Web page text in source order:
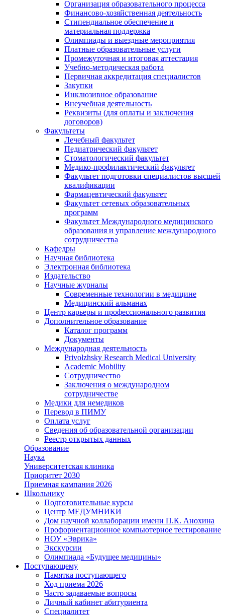
Организация образовательного процесса
Финансово-хозяйственная деятельность
Стипендиальное обеспечение и
материальная поддержка
Олимпиады и выездные мероприятия
Платные образовательные услуги
Промежуточная и итоговая аттестация
Учебно-методическая работа
Первичная аккредитация специалистов
Закупки
Инклюзивное образование
Внеучебная деятельность
Реквизиты (для оплаты и заключения
договоров)
Факультеты
Лечебный факультет
Педиатрический факультет
Стоматологический факультет
Медико-профилактический факультет
Факультет подготовки специалистов высшей
квалификации
Фармацевтический факультет
Факультет сетевых образовательных
программ
Факультет Международного медицинского
образования и управление международного
сотрудничества
Кафедры
Научная библиотека
Электронная библиотека
Издательство
Научные журналы
Современные технологии в медицине
Медицинский альманах
Центр карьеры и профессионального развития
Дополнительное образование
Каталог программ
Документы
Международная деятельность
Privolzhsky Research Medical University
Academic Mobility
Сотрудничество
Заключения о международном
сотрудничестве
Медики для немедиков
Перевод в ПИМУ
Оплата услуг
Сведения об образовательной организации
Реестр открытых данных
Образование
Наука
Университетская клиника
Приоритет 2030
Приемная кампания 2026
Школьнику
Подготовительные курсы
Центр МЕДУМНИКИ
Дом научной коллаборации имени П.К. Анохина
Профориентационное компьютерное тестирование
НОУ «Эврика»
Экскурсии
Олимпиада «Будущее медицины»
Поступающему
Памятка поступающего
Ход приема 2026
Часто задаваемые вопросы
Личный кабинет абитуриента
Специалитет